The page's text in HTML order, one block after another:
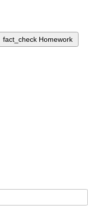
fact_check Homework